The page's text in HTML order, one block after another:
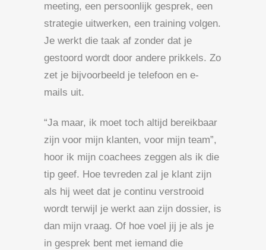
meeting, een persoonlijk gesprek, een
strategie uitwerken, een training volgen.
Je werkt die taak af zonder dat je
gestoord wordt door andere prikkels. Zo
zet je bijvoorbeeld je telefoon en e-
mails uit.
“Ja maar, ik moet toch altijd bereikbaar
zijn voor mijn klanten, voor mijn team”,
hoor ik mijn coachees zeggen als ik die
tip geef. Hoe tevreden zal je klant zijn
als hij weet dat je continu verstrooid
wordt terwijl je werkt aan zijn dossier, is
dan mijn vraag. Of hoe voel jij je als je
in gesprek bent met iemand die